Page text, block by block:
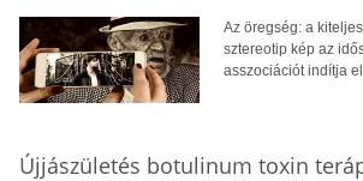
Az öregség: a
sztereotip kép az
asszociációt indítja
Újjászületés botulinum toxin